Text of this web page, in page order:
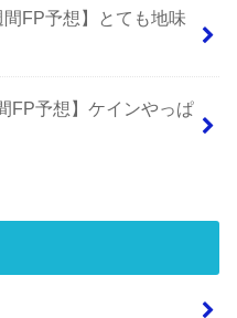
間FP予想】とても地味
FP予想】ケインやっぱ